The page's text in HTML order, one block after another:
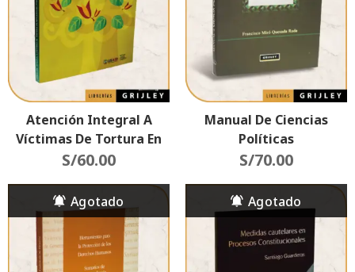
Atención Integral A
Víctimas De Tortura En
Procesos De Litigio
Interamericano)
S/60.00
Manual De Ciencias
Políticas
S/70.00